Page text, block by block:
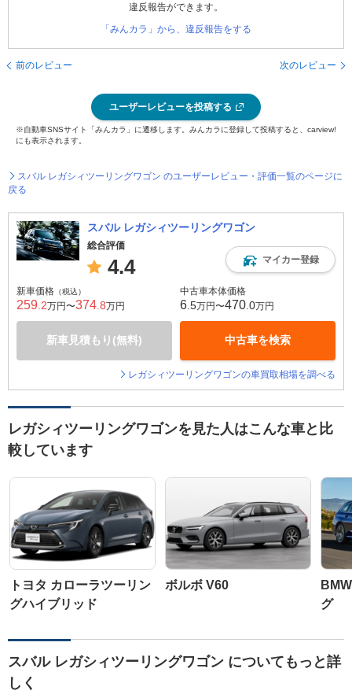
違反報告ができます。
「みんカラ」から、違反報告をする
前のレビュー 次のレビュー
ユーザーレビューを投稿する
※自動車SNSサイト「みんカラ」に遷移します。みんカラに登録して投稿すると、carview!
にも表示されます。
スバル レガシィツーリングワゴン のユーザーレビュー・評価一覧のページに
戻る
スバル レガシィツーリングワゴン
総合評価
4.4 マイカー登録
新車価格 （税込）
259 .2万円〜374 .8万円
新車見積もり(無料)
中古車本体価格
6 .5万円〜470 .0万円
中古車を検索
レガシィツーリングワゴンの車買取相場を調べる
レガシィツーリングワゴンを見た人はこんな車と比
較しています
トヨタ カローラツーリン
グハイブリッド
ボルボ V60
グ
スバル レガシィツーリングワゴン についてもっと詳
しく